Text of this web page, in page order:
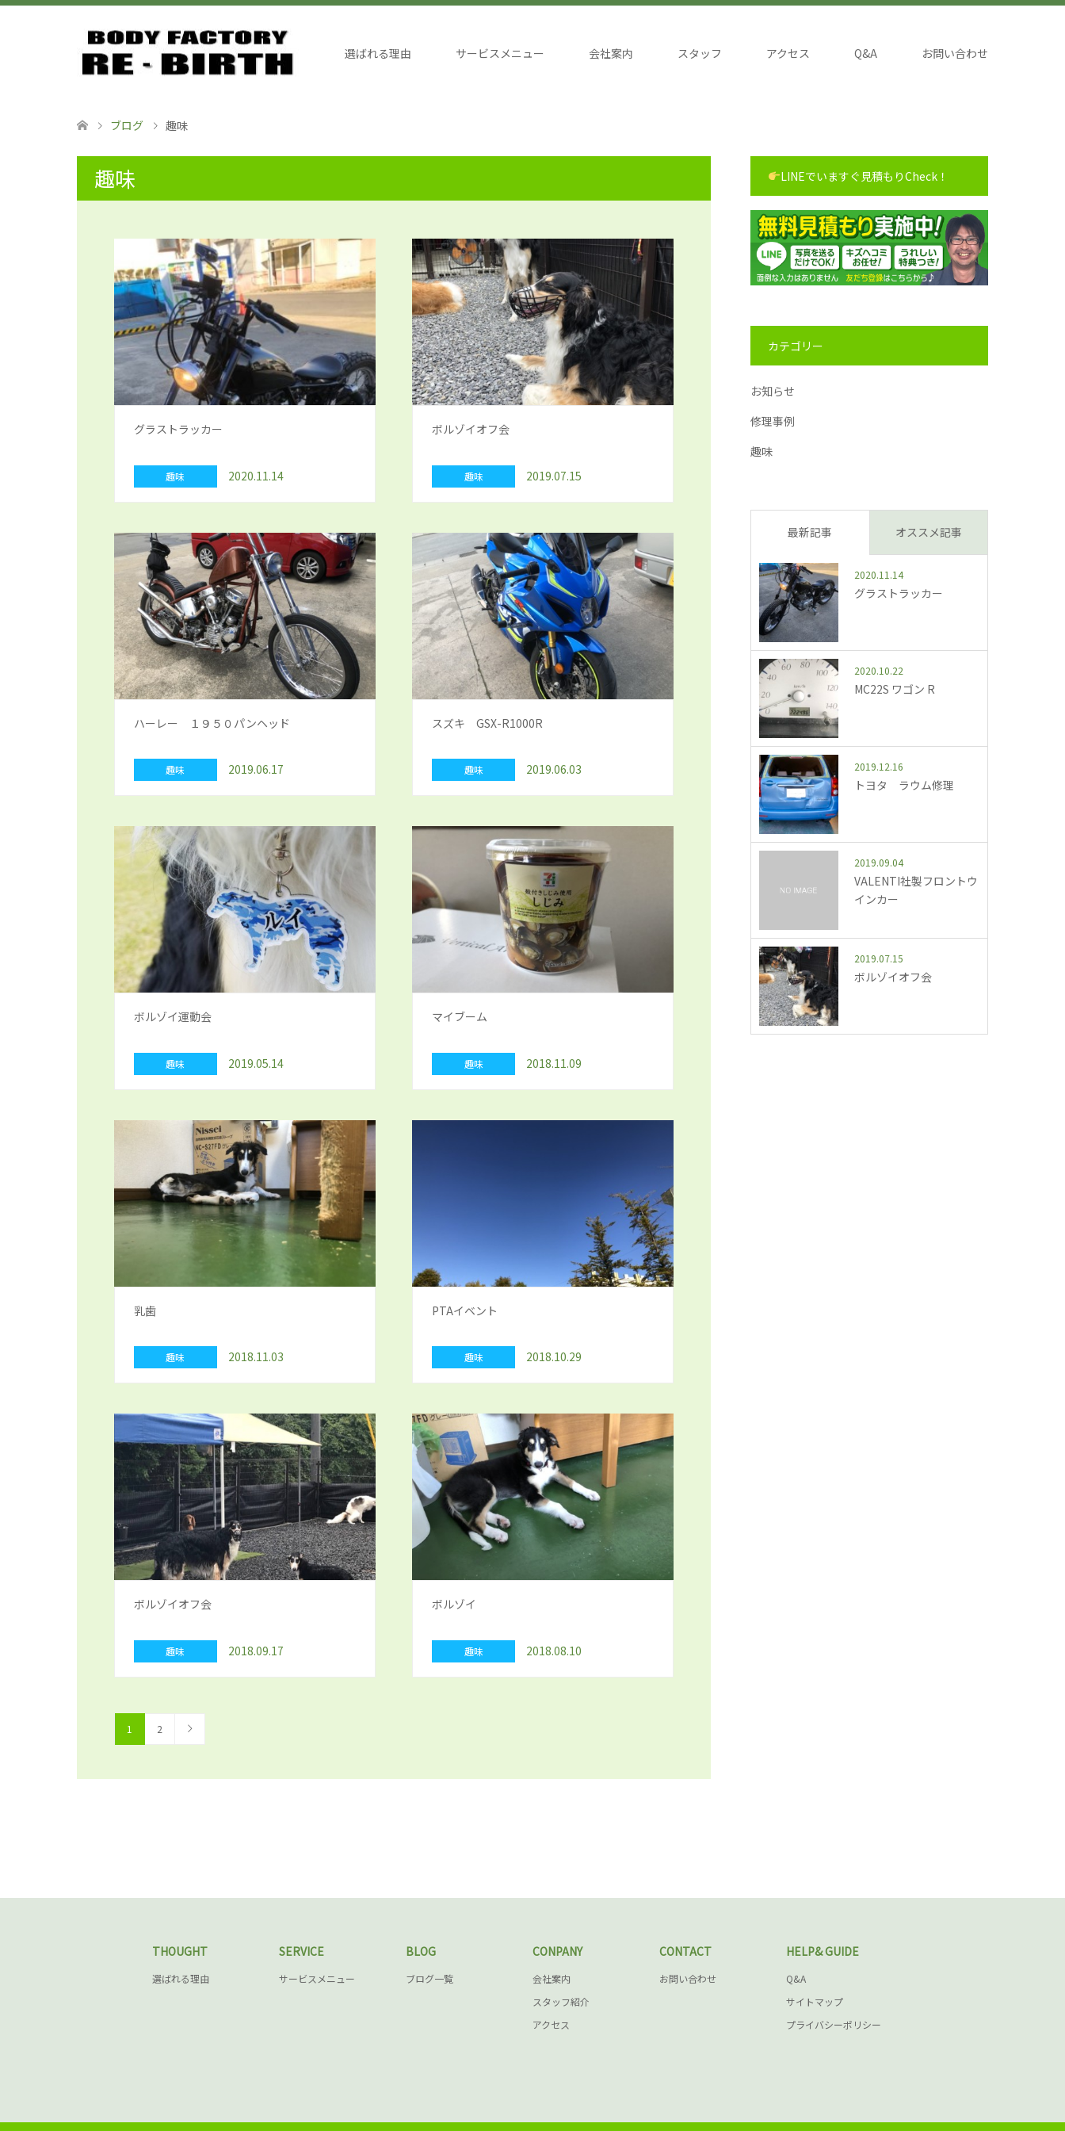
選ばれる理由 サービスメニュー 会社案内 スタッフ アクセス Q&A お問い合わせ
ブログ 趣味
趣味
グラストラッカー
趣味 2020.11.14
ボルゾイオフ会
趣味 2019.07.15
ハーレー １９５０パンヘッド
趣味 2019.06.17
スズキ GSX-R1000R
趣味 2019.06.03
ボルゾイ運動会
趣味 2019.05.14
マイブーム
趣味 2018.11.09
乳歯
趣味 2018.11.03
PTAイベント
趣味 2018.10.29
ボルゾイオフ会
趣味 2018.09.17
ボルゾイ
趣味 2018.08.10
1 2
LINEでいますぐ見積もりCheck！
カテゴリー
お知らせ
修理事例
趣味
最新記事 オススメ記事
2020.11.14
グラストラッカー
2020.10.22
MC22S ワゴン R
2019.12.16
トヨタ ラウム修理
2019.09.04
VALENTI社製フロントウ
インカー
2019.07.15
ボルゾイオフ会
THOUGHT
選ばれる理由
SERVICE
サービスメニュー
BLOG
ブログ一覧
CONPANY
会社案内
スタッフ紹介
アクセス
CONTACT
お問い合わせ
HELP& GUIDE
Q&A
サイトマップ
プライバシーポリシー